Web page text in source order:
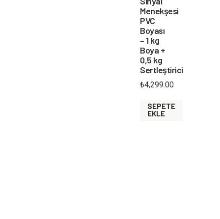
Menekşesi
PVC
Boyası
– 1 kg
Boya +
0,5 kg
Sertleştirici
₺4,299.00
SEPETE
EKLE